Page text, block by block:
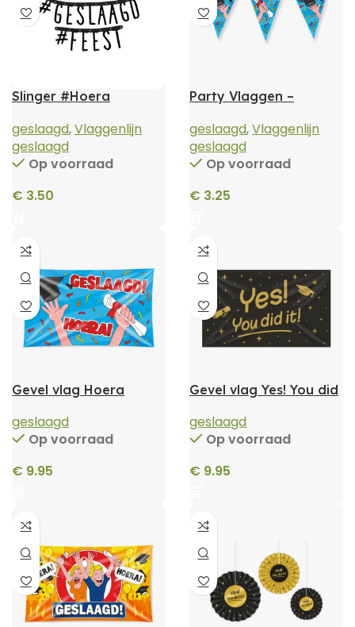
Slinger #Hoera
geslaagd,Vlaggenlijn
geslaagd
Op voorraad
€ 3.50
Party Vlaggen –
cartoon
geslaagd,Vlaggenlijn
geslaagd
Op voorraad
€ 3.25
Gevel vlag Hoera
handen in de lucht
geslaagd
Op voorraad
€ 9.95
Gevel vlag Yes! You did
geslaagd
Op voorraad
€ 9.95